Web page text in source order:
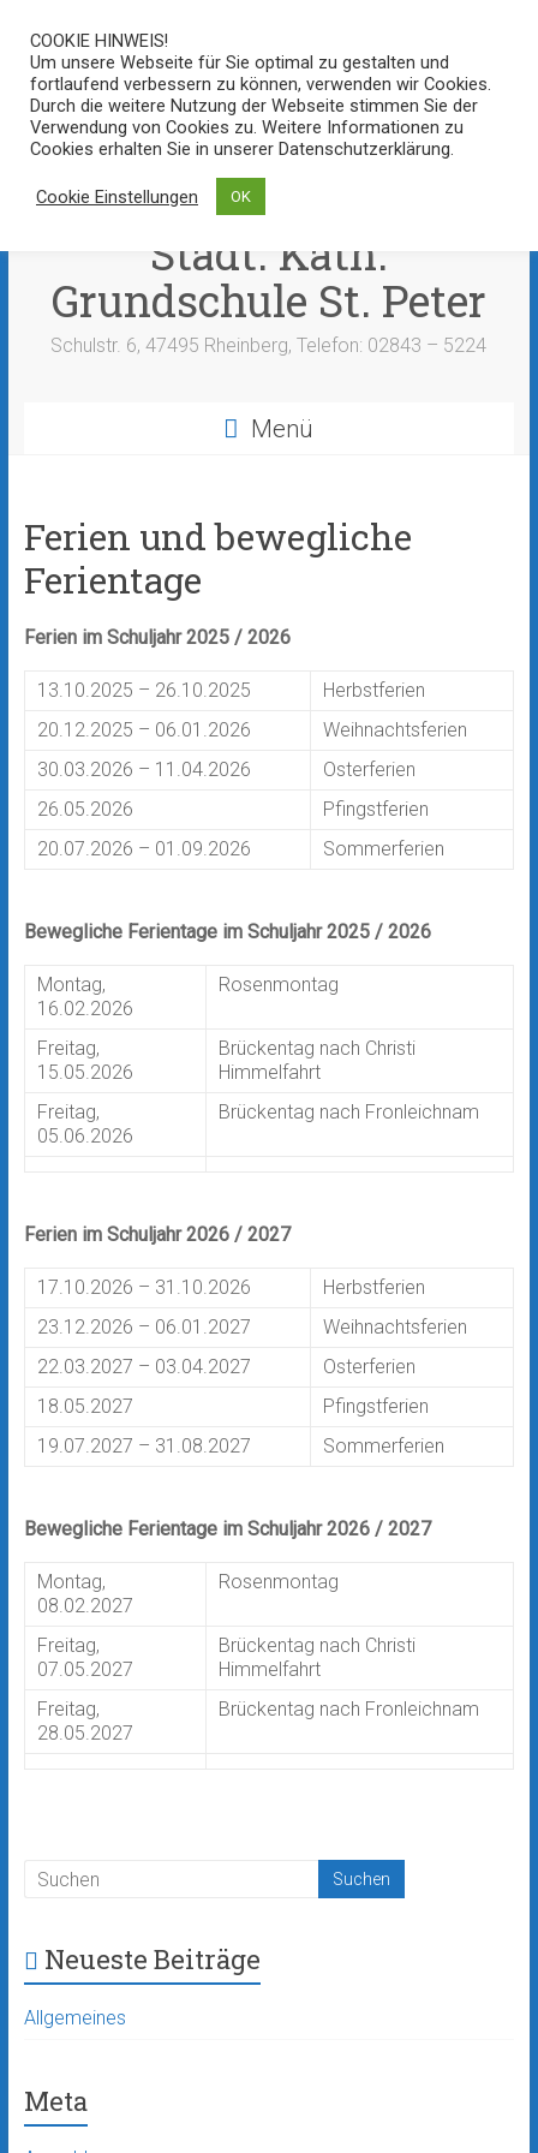
Zum
Inhalt
springen
Städt. Kath.
Grundschule St. Peter
Schulstr. 6, 47495 Rheinberg, Telefon: 02843 – 5224
Menü
Ferien und bewegliche
Ferientage
Ferien im Schuljahr 2025 / 2026
13.10.2025 – 26.10.2025
Herbstferien
20.12.2025 – 06.01.2026
Weihnachtsferien
30.03.2026 – 11.04.2026
Osterferien
26.05.2026
Pfingstferien
20.07.2026 – 01.09.2026
Sommerferien
Bewegliche Ferientage im Schuljahr 2025 / 2026
Montag,
16.02.2026
Rosenmontag
Freitag,
15.05.2026
Brückentag nach Christi
Himmelfahrt
Freitag,
05.06.2026
Brückentag nach Fronleichnam
Ferien im Schuljahr 2026 / 2027
17.10.2026 – 31.10.2026
Herbstferien
23.12.2026 – 06.01.2027
Weihnachtsferien
22.03.2027 – 03.04.2027
Osterferien
18.05.2027
Pfingstferien
19.07.2027 – 31.08.2027
Sommerferien
Bewegliche Ferientage im Schuljahr 2026 / 2027
Montag,
08.02.2027
Rosenmontag
Freitag,
07.05.2027
Brückentag nach Christi
Himmelfahrt
Freitag,
28.05.2027
Brückentag nach Fronleichnam
Neueste Beiträge
Allgemeines
Meta
COOKIE HINWEIS!
Um unsere Webseite für Sie optimal zu gestalten und
fortlaufend verbessern zu können, verwenden wir Cookies.
Durch die weitere Nutzung der Webseite stimmen Sie der
Verwendung von Cookies zu. Weitere Informationen zu
Cookies erhalten Sie in unserer Datenschutzerklärung.
Cookie Einstellungen OK